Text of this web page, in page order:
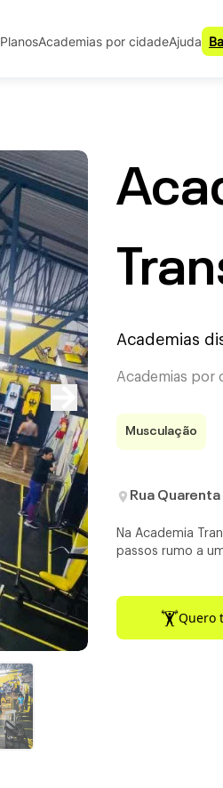
PlanosAcademias por cidadeAjuda
Academias
Academias por
Musculação
Rua Quarenta
Na Academia
passos rumo a
Quero